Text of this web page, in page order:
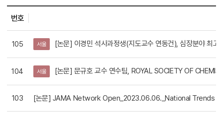
목록
번호
105 서울 [논문] 이경민 석사과정생(지도교수 연동건), 심장분야 최
104 서울 [논문] 문규호 교수 연수팀, ROYAL SOCIETY OF
103 [논문] JAMA Network Open_2023.06.06._National Trends